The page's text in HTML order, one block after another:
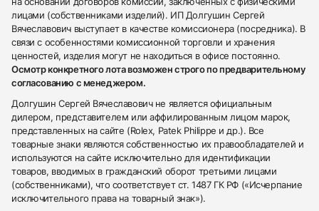
лицами (собственниками изделий). ИП Долгушин Сергей
Вячеславович выступает в качестве комиссионера (посредника). В
связи с особенностями комиссионной торговли и хранения
ценностей, изделия могут не находиться в офисе постоянно.
Осмотр конкретного лота возможен строго по предварительному
согласованию с менеджером.
Долгушин Сергей Вячеславович не является официальным
дилером, представителем или аффилированным лицом марок,
представленных на сайте (Rolex, Patek Philippe и др.). Все
товарные знаки являются собственностью их правообладателей и
используются на сайте исключительно для идентификации
товаров, вводимых в гражданский оборот третьими лицами
(собственниками), что соответствует ст. 1487 ГК РФ («Исчерпание
исключительного права на товарный знак»).